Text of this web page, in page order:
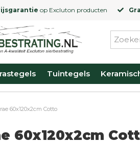
op Excluton producten
Tuintegels
60x120x2cm Cotto
60x120x2cm